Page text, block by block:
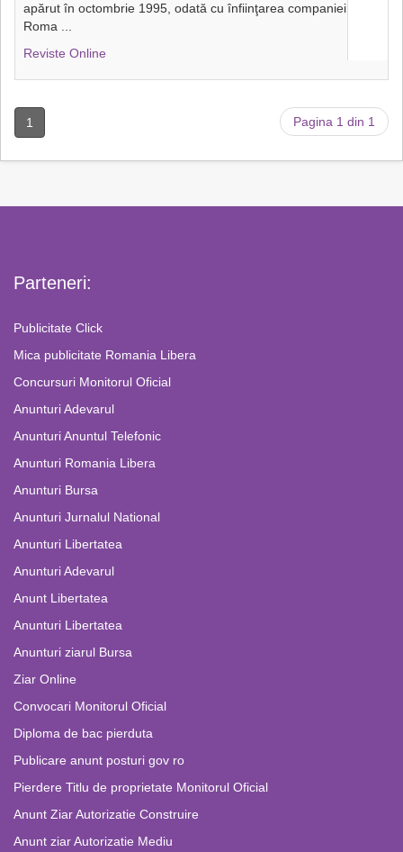
apărut în octombrie 1995, odată cu înfiinţarea companiei
Roma
Reviste Online
1 Pagina 1 din 1
Parteneri:
Publicitate Click
Mica publicitate Romania Libera
Concursuri Monitorul Oficial
Anunturi Adevarul
Anunturi Anuntul Telefonic
Anunturi Romania Libera
Anunturi Bursa
Anunturi Jurnalul National
Anunturi Libertatea
Anunturi Adevarul
Anunt Libertatea
Anunturi Libertatea
Anunturi ziarul Bursa
Ziar Online
Convocari Monitorul Oficial
Diploma de bac pierduta
Publicare anunt posturi gov ro
Pierdere Titlu de proprietate Monitorul Oficial
Anunt Ziar Autorizatie Construire
Anunt ziar Autorizatie Mediu